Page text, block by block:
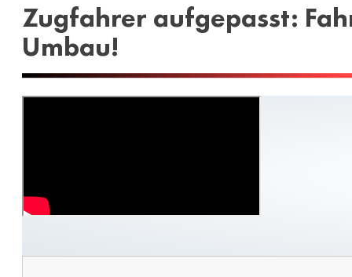
Zugfahrer aufgepasst:
Umbau!